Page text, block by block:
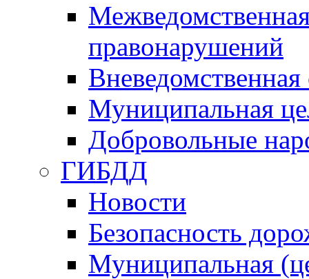
правонарушений
Вневедомственная
Муниципальная
Добровольные
ГИБДД
Новости
Безопасность
Муниципальная